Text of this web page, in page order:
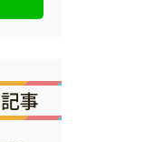
事